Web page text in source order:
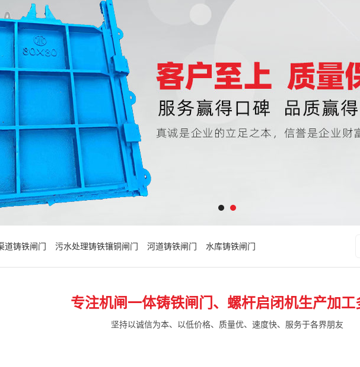
道铸铁闸门 污水处理铸铁镶铜闸门 河道铸铁闸门 水库铸铁闸门
专注机闸一体铸铁闸门、螺杆启闭机生产加工
坚持以诚信为本、以低价格、质量优、速度快、服务于各界朋友